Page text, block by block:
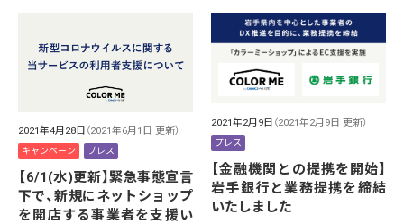
2021年4月28日 （2021年6月1日 更新）
キャンペーン プレス
【6/1(水)更新】緊急事態宣言
下で、新規にネットショップ
を開店する事業者を支援い
2021年2月9日 （2021年2月9日 更新）
プレス
【金融機関との提携を開始】
岩手銀行と業務提携を締結
いたしました